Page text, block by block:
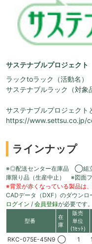
サステナブルプロジェクト
ラックtoラック（活動名）
サステナブルラック（対象
サステナブルプロジェクト
https://www.settsu.co.jp/
ラインナップ
※◎配送センター在庫品 ◯組
庫限り品（生産中止） ※図面フ
※背景が赤くなっている製品は
CADデータ（DXF）のダウンロ
ログイン / 会員登録が必要です。
型番
在
庫
販売
単位
(1ｾｯﾄ)
RKC-075E-45N9 ◯ 1